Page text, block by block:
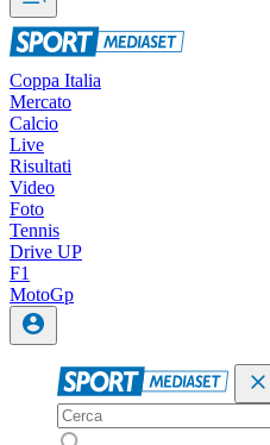
Coppa Italia
Mercato
Calcio
Live
Risultati
Video
Foto
Tennis
Drive UP
F1
MotoGp